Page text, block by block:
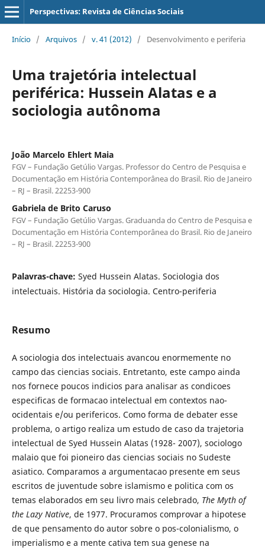
Perspectivas: Revista de Ciências Sociais
Início / Arquivos / v. 41 (2012) / Desenvolvimento e periferia
Uma trajetória intelectual
periférica: Hussein Alatas e a
sociologia autônoma
João Marcelo Ehlert Maia
FGV – Fundação Getúlio Vargas. Professor do Centro de Pesquisa e
Documentação em História Contemporânea do Brasil. Rio de Janeiro
– RJ – Brasil. 22253-900
Gabriela de Brito Caruso
FGV – Fundação Getúlio Vargas. Graduanda do Centro de Pesquisa e
Documentação em História Contemporânea do Brasil. Rio de Janeiro
– RJ – Brasil. 22253-900
Palavras-chave: Syed Hussein Alatas. Sociologia dos
intelectuais. História da sociologia. Centro-periferia
Resumo
A sociologia dos intelectuais avancou enormemente no
campo das ciencias sociais. Entretanto, este campo ainda
nos fornece poucos indicios para analisar as condicoes
especificas de formacao intelectual em contextos nao-
ocidentais e/ou perifericos. Como forma de debater esse
problema, o artigo realiza um estudo de caso da trajetoria
intelectual de Syed Hussein Alatas (1928- 2007), sociologo
malaio que foi pioneiro das ciencias sociais no Sudeste
asiatico. Comparamos a argumentacao presente em seus
escritos de juventude sobre islamismo e politica com os
temas elaborados em seu livro mais celebrado, The Myth of
the Lazy Native, de 1977. Procuramos comprovar a hipotese
de que pensamento do autor sobre o pos-colonialismo, o
imperialismo e a mente cativa tem sua genese na